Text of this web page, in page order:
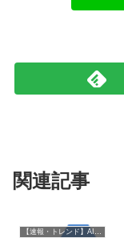
関連記事
【速報・トレンド】AI仕事術と最新活用ニュース